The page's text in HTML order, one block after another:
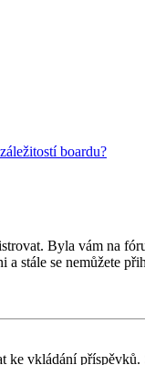
boardu?
Byla vám na
stále se nemůžete
vkládání